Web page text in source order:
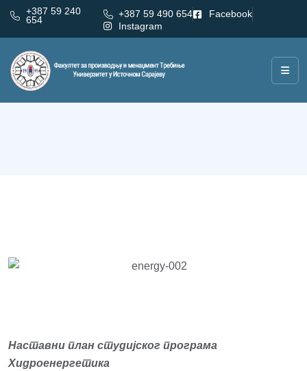
+387 59 240
654
+387 59 490 654
Facebook
Instagram
Индустријско инжењерство за енергетику
Наставни план студијског програма
Хидроенергетика